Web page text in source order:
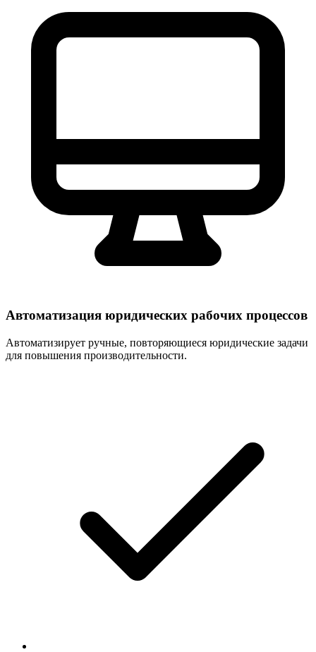
Автоматизация юридических рабочих процессов
Автоматизирует ручные, повторяющиеся юридические задачи
для повышения производительности.